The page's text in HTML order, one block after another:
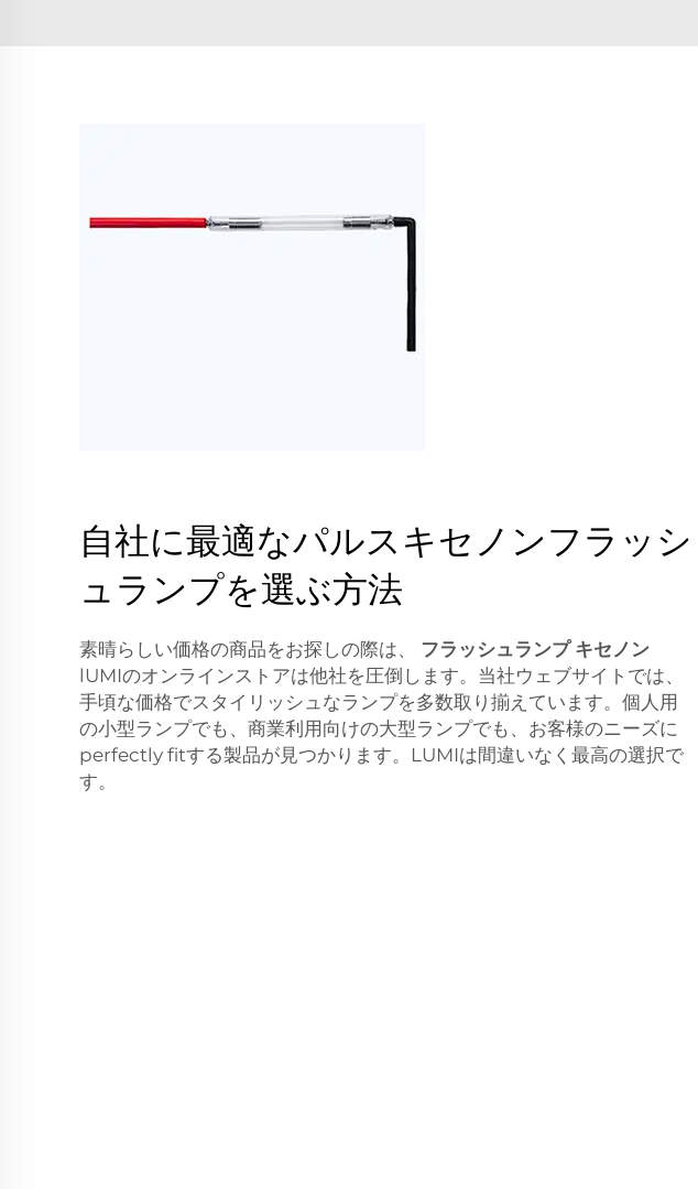
自社に最適なパルスキセノンフラッシ
ュランプを選ぶ方法
素晴らしい価格の商品をお探しの際は、 フラッシュランプ キセノン
lUMIのオンラインストアは他社を圧倒します。当社ウェブサイトでは、
手頃な価格でスタイリッシュなランプを多数取り揃えています。個人用
の小型ランプでも、商業利用向けの大型ランプでも、お客様のニーズに
perfectly fitする製品が見つかります。LUMIは間違いなく最高の選択で
す。